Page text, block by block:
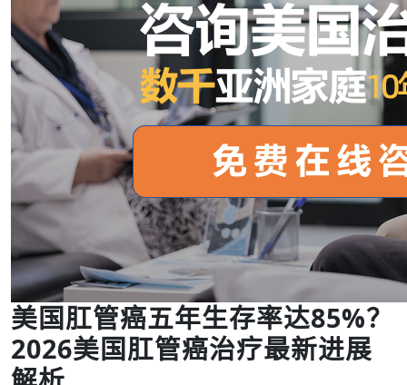
美国肛管癌五年生存率达85%？
2026美国肛管癌治疗最新进展